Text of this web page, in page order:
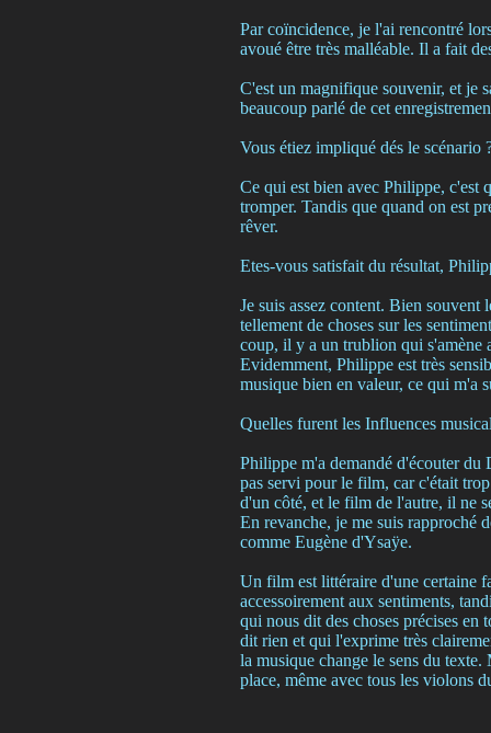
Par coïncidence, je l'ai rencontré
avoué être très malléable. Il a fait
C'est un magnifique souvenir, et je
beaucoup parlé de cet
Vous étiez impliqué dés le scénario
Ce qui est bien avec Philippe, c'est
tromper. Tandis que quand on est
rêver.
Etes-vous satisfait du résultat,
Je suis assez content. Bien souvent
tellement de choses sur les
coup, il y a un trublion qui s'amène
Evidemment, Philippe est très
musique bien en valeur, ce qui m'a
Quelles furent les Influences
Philippe m'a demandé d'écouter
pas servi pour le film, car c'était
d'un côté, et le film de l'autre, il ne
En revanche, je me suis rapproché
comme Eugène d'Ysaÿe.
Un film est littéraire d'une certaine
accessoirement aux sentiments,
qui nous dit des choses précises
dit rien et qui l'exprime très
la musique change le sens du
place, même avec tous les violons